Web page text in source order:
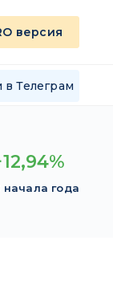
версия
Телеграм
начала года